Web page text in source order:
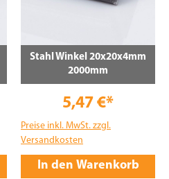
Stahl Winkel 20x20x4mm
2000mm
5,47 €*
Preise inkl. MwSt. zzgl.
Versandkosten
In den Warenkorb